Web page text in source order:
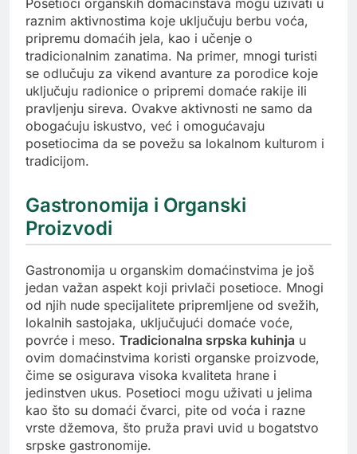
Posetioci organskih domaćinstava mogu uživati u
raznim aktivnostima koje uključuju berbu voća,
pripremu domaćih jela, kao i učenje o
tradicionalnim zanatima. Na primer, mnogi turisti
se odlučuju za vikend avanture za porodice koje
uključuju radionice o pripremi domaće rakije ili
pravljenju sireva. Ovakve aktivnosti ne samo da
obogaćuju iskustvo, već i omogućavaju
posetiocima da se povežu sa lokalnom kulturom i
tradicijom.
Gastronomija i Organski
Proizvodi
Gastronomija u organskim domaćinstvima je još
jedan važan aspekt koji privlači posetioce. Mnogi
od njih nude specijalitete pripremljene od svežih,
lokalnih sastojaka, uključujući domaće voće,
povrće i meso. Tradicionalna srpska kuhinja u
ovim domaćinstvima koristi organske proizvode,
čime se osigurava visoka kvaliteta hrane i
jedinstven ukus. Posetioci mogu uživati u jelima
kao što su domaći čvarci, pite od voća i razne
vrste džemova, što pruža pravi uvid u bogatstvo
srpske gastronomije.